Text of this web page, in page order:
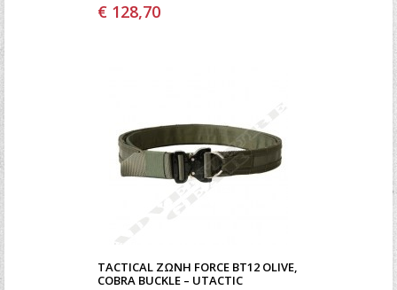
€ 128,70
TACTICAL ΖΏΝΗ FORCE BT12 OLIVE,
COBRA BUCKLE – UTACTIC